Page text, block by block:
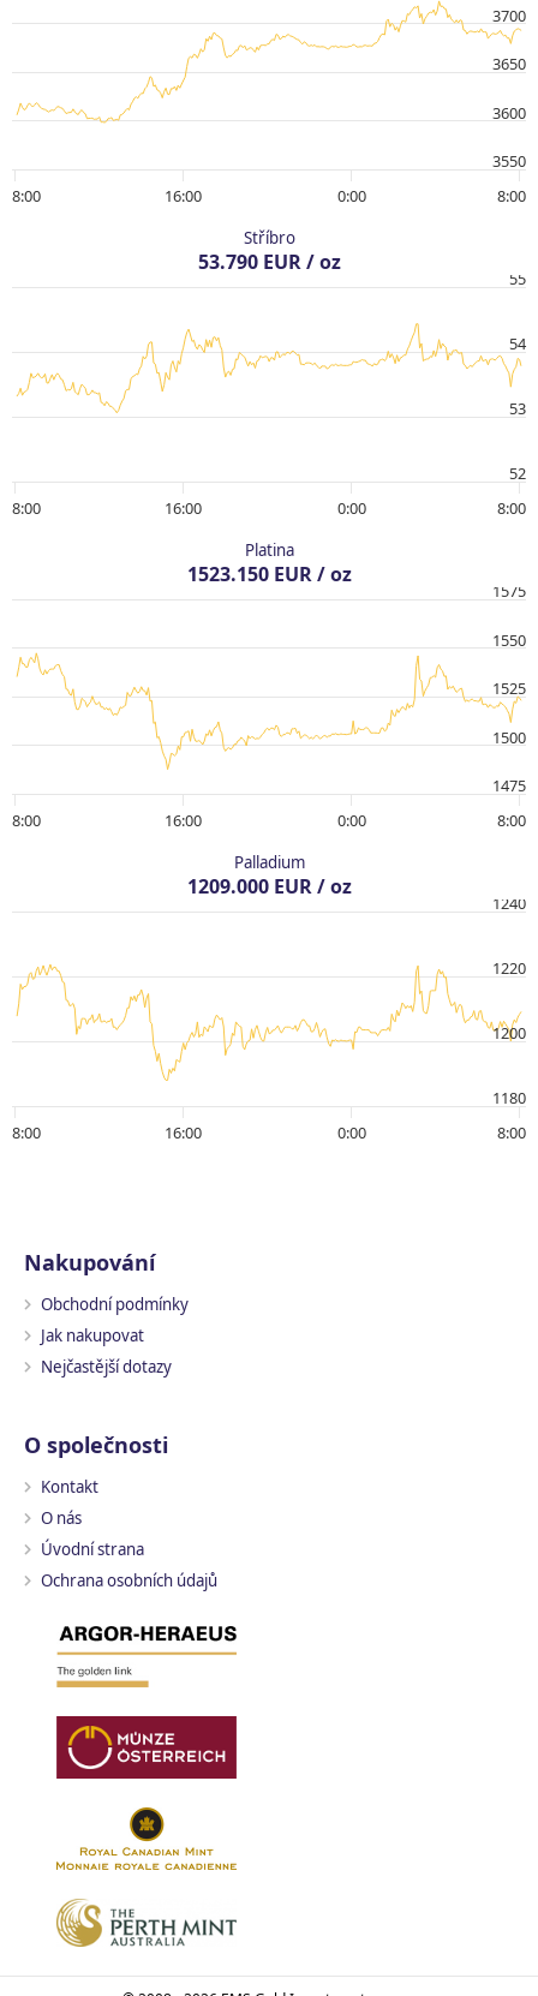
8:00 16:00 0:00 8:00
3550
3600
3650
3700
Stříbro
53.790 EUR / oz
8:00 16:00 0:00 8:00
52
53
54
55
Platina
1523.150 EUR / oz
8:00 16:00 0:00 8:00
1475
1500
1525
1550
1575
Palladium
1209.000 EUR / oz
8:00 16:00 0:00 8:00
1180
1200
1220
1240
Nakupování
Obchodní podmínky
Jak nakupovat
Nejčastější dotazy
O společnosti
Kontakt
O nás
Úvodní strana
Ochrana osobních údajů